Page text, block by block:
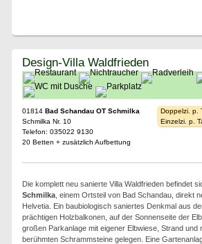
Design-Villa Waldfrieden
01814 Bad Schandau OT Schmilka
Schmilka Nr. 10
Telefon: 035022 9130
20 Betten + zusätzlich Aufbettung
Doppelzi. p.
Einzelzi. p.
Die komplett neu sanierte Villa Waldfrieden befindet
Schmilka, einem Ortsteil von Bad Schandau, direkt
Helvetia. Ein baubiologisch saniertes Denkmal aus
prächtigen Holzbalkonen, auf der Sonnenseite der
großen Parkanlage mit eigener Elbwiese, Strand und
berühmten Schrammsteine gelegen. Eine